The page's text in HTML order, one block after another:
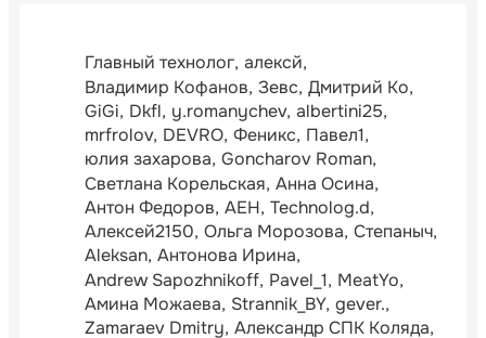
Главный технолог алексй
Владимир Кофанов Зевс Дмитрий Ко
GiGi Dkfl y.romanychev albertini25
mrfrolov DEVRO Феникс Павел1
юлия захарова Goncharov Roman
Светлана Корельская Анна Осина
Антон Федоров АЕН Technolog.d
Алексей2150 Ольга Морозова Степаныч
Aleksan Антонова Ирина
Andrew Sapozhnikoff Pavel_1 MeatYo
Амина Можаева Strannik_BY gever.
Zamaraev Dmitry Александр СПК Коляда